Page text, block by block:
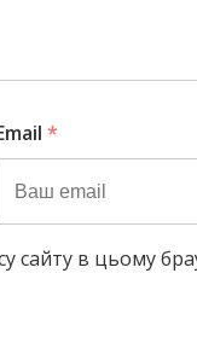
*
сайту в цьому